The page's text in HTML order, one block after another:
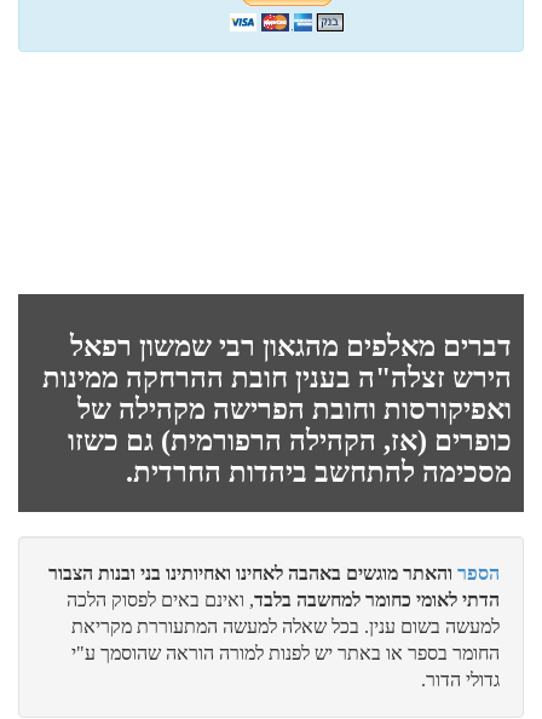
יואל אלחנן
קושיא מתוך תפיסה מעוותת...
לביא
קול קורא מאת הגרמ"ד ויסמנדל זצ"ל
דברים מאלפים מהגאון רבי שמשון רפאל
הירש זצלה"ה בענין חובת ההרחקה ממינות
ואפיקורסות וחובת הפרישה מקהילה של
כופרים (אז, הקהילה הרפורמית) גם כשזו
מסכימה להתחשב ביהדות החרדית.
הספר והאתר מוגשים באהבה לאחינו ואחיותינו בני ובנות הצבור
הדתי לאומי כחומר למחשבה בלבד, ואינם באים לפסוק הלכה
למעשה בשום ענין. בכל שאלה למעשה המתעוררת מקריאת
החומר בספר או באתר יש לפנות למורה הוראה שהוסמך ע"י
גדולי הדור.